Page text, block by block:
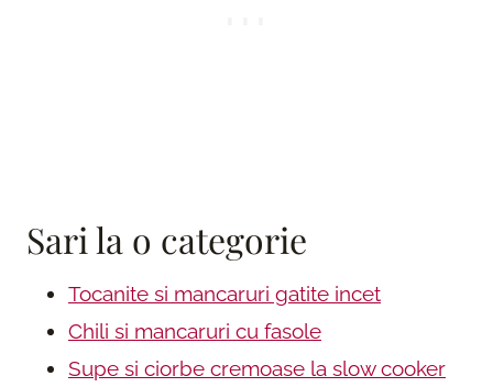
Sari la o categorie
Tocanite si mancaruri gatite incet
Chili si mancaruri cu fasole
Supe si ciorbe cremoase la slow cooker